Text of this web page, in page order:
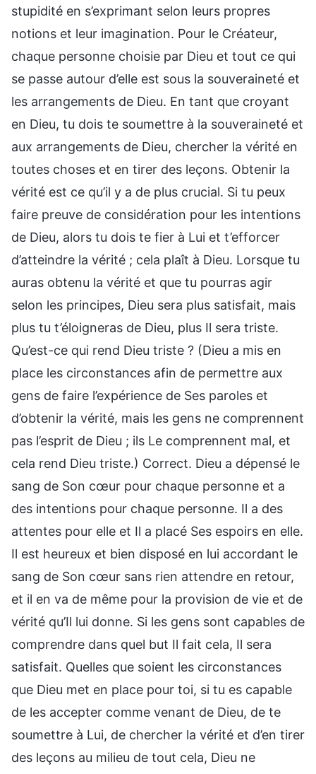
stupidité en s’exprimant selon leurs propres
notions et leur imagination. Pour le Créateur,
chaque personne choisie par Dieu et tout ce qui
se passe autour d’elle est sous la souveraineté et
les arrangements de Dieu. En tant que croyant
en Dieu, tu dois te soumettre à la souveraineté et
aux arrangements de Dieu, chercher la vérité en
toutes choses et en tirer des leçons. Obtenir la
vérité est ce qu’il y a de plus crucial. Si tu peux
faire preuve de considération pour les intentions
de Dieu, alors tu dois te fier à Lui et t’efforcer
d’atteindre la vérité ; cela plaît à Dieu. Lorsque tu
auras obtenu la vérité et que tu pourras agir
selon les principes, Dieu sera plus satisfait, mais
plus tu t’éloigneras de Dieu, plus Il sera triste.
Qu’est-ce qui rend Dieu triste ? (Dieu a mis en
place les circonstances afin de permettre aux
gens de faire l’expérience de Ses paroles et
d’obtenir la vérité, mais les gens ne comprennent
pas l’esprit de Dieu ; ils Le comprennent mal, et
cela rend Dieu triste.) Correct. Dieu a dépensé le
sang de Son cœur pour chaque personne et a
des intentions pour chaque personne. Il a des
attentes pour elle et Il a placé Ses espoirs en elle.
Il est heureux et bien disposé en lui accordant le
sang de Son cœur sans rien attendre en retour,
et il en va de même pour la provision de vie et de
vérité qu’Il lui donne. Si les gens sont capables de
comprendre dans quel but Il fait cela, Il sera
satisfait. Quelles que soient les circonstances
que Dieu met en place pour toi, si tu es capable
de les accepter comme venant de Dieu, de te
soumettre à Lui, de chercher la vérité et d’en tirer
des leçons au milieu de tout cela, Dieu ne